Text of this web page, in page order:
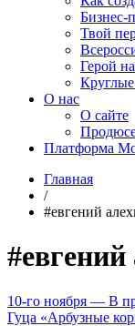
Твой
Герой
О нас
О сайте
Платформа
Главная
/
#евгений
#евгений
10-го ноября — В
Гуца «Арбузные